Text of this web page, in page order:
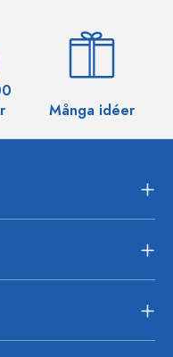
Många idéer